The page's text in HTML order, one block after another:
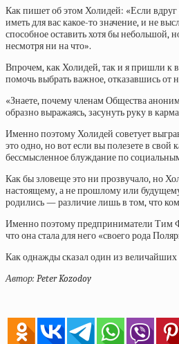
Как пишет об этом Холидей: «Если вдруг
иметь для вас какое-то значение, и не
способное оставить хотя бы небольшой,
несмотря ни на что».
Впрочем, как Холидей, так и я пришли к
помочь выбрать важное, отказавшись от
«Знаете, почему членам Общества
образно выражаясь, засунуть руку в
Именно поэтому Холидей советует
это одно, но вот если вы полезете в
бессмысленное блуждание по
Как бы зловеще это ни прозвучало, но
настоящему, а не прошлому или
родились — различие лишь в том, что
Именно поэтому предприниматели Тим
что она стала для него «своего рода
Как однажды сказал один из
Автор: Peter Kozodoy